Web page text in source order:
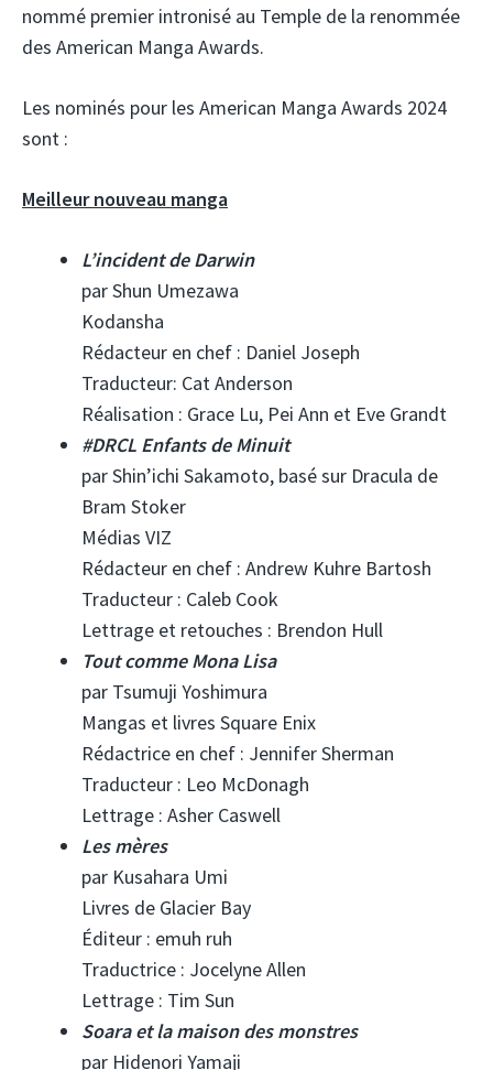
nommé premier intronisé au Temple de la renommée
des American Manga Awards.
Les nominés pour les American Manga Awards 2024
sont :
Meilleur nouveau manga
L’incident de Darwin
par Shun Umezawa
Kodansha
Rédacteur en chef : Daniel Joseph
Traducteur: Cat Anderson
Réalisation : Grace Lu, Pei Ann et Eve Grandt
#DRCL Enfants de Minuit
par Shin’ichi Sakamoto, basé sur Dracula de
Bram Stoker
Médias VIZ
Rédacteur en chef : Andrew Kuhre Bartosh
Traducteur : Caleb Cook
Lettrage et retouches : Brendon Hull
Tout comme Mona Lisa
par Tsumuji Yoshimura
Mangas et livres Square Enix
Rédactrice en chef : Jennifer Sherman
Traducteur : Leo McDonagh
Lettrage : Asher Caswell
Les mères
par Kusahara Umi
Livres de Glacier Bay
Éditeur : emuh ruh
Traductrice : Jocelyne Allen
Lettrage : Tim Sun
Soara et la maison des monstres
par Hidenori Yamaji